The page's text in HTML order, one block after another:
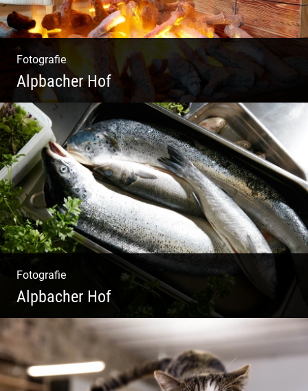
Fotografie
Alpbacher Hof
Liebevolles Design | Moderne Zimmer |
Luxuriöser Spa | Alpiner Stil
Fotografie
Alpbacher Hof
Vorzügliche Weine | Gourmet Küche | Feiste
Kulinarik | Genuss Urlaub